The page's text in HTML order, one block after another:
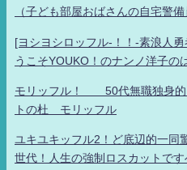
（子ども部屋おばさんの自宅警備
[ヨシヨシロッフル-！！-素浪人
うこそYOUKO！のナンノ洋子の
モリッフル！ 50代無職独身的
トの杜 モリッフル
ユキユキッフル2！ど底辺的一同
世代！人生の強制ロスカットで